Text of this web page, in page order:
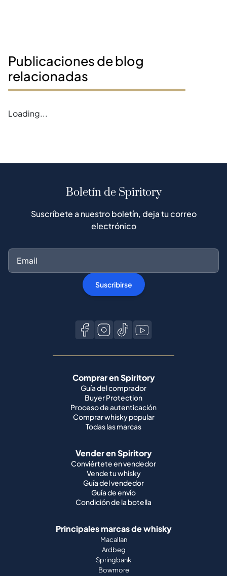
Publicaciones de blog
relacionadas
Loading...
Boletín de Spiritory
Suscríbete a nuestro boletín, deja tu correo
electrónico
Suscribirse
Comprar en Spiritory
Guía del comprador
Buyer Protection
Proceso de autenticación
Comprar whisky popular
Todas las marcas
Vender en Spiritory
Conviértete en vendedor
Vende tu whisky
Guía del vendedor
Guía de envío
Condición de la botella
Principales marcas de whisky
Macallan
Ardbeg
Springbank
Bowmore